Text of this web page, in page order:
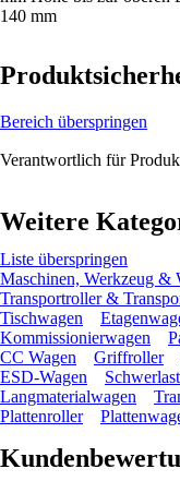
140 mm
Bereich überspringen
Verantwortlich für
Weitere
Liste überspringen
Maschinen, Werkzeug &
Transportroller &
Tischwagen
Kommissionierwagen
CC Wagen
Griffroller
ESD-Wagen
Langmaterialwagen
Plattenroller